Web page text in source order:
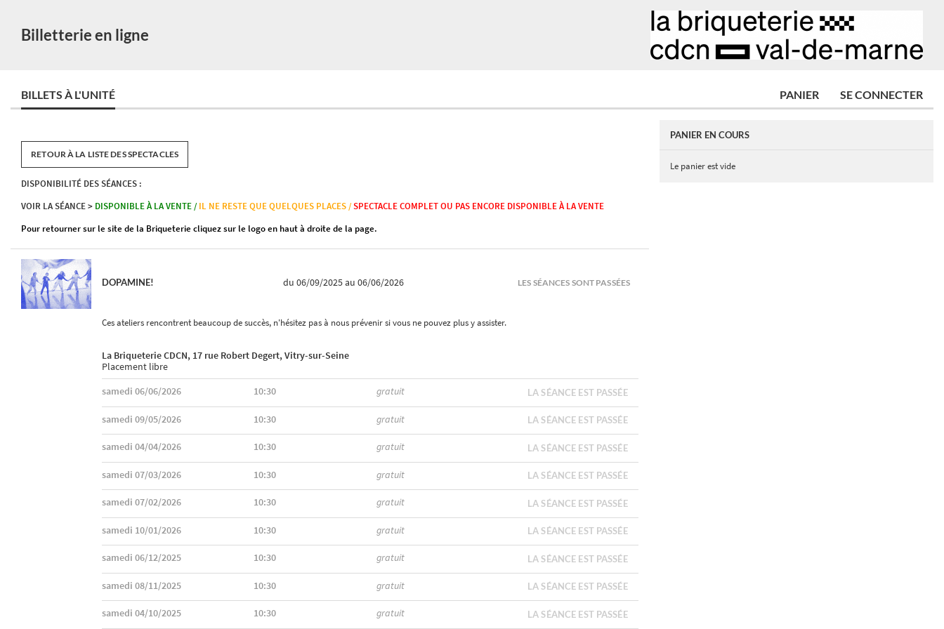
Billetterie en ligne
BILLETS À L'UNITÉ PANIER SE CONNECTER
RETOUR À LA LISTE DES SPECTACLES
DISPONIBILITÉ DES SÉANCES :
VOIR LA SÉANCE > DISPONIBLE À LA VENTE / IL NE RESTE QUE QUELQUES PLACES /SPECTACLE COMPLET OU PAS ENCORE DISPONIBLE À LA VENTE
Pour retourner sur le site de la Briqueterie cliquez sur le logo en haut à droite de la page.
DOPAMINE! du 06/09/2025au 06/06/2026 LES SÉANCES SONT PASSÉES
Ces ateliers rencontrent beaucoup de succès, n'hésitez pas à nous prévenir si vous ne pouvez plus y assister.
La Briqueterie CDCN, 17 rue Robert Degert, Vitry-sur-Seine
Placement libre
samedi 06/06/2026
10:30 gratuit LA SÉANCE EST PASSÉE
samedi 09/05/2026 10:30 gratuit LA SÉANCE EST PASSÉE
samedi 04/04/2026 10:30 gratuit LA SÉANCE EST PASSÉE
samedi 07/03/2026 10:30 gratuit LA SÉANCE EST PASSÉE
samedi 07/02/2026 10:30 gratuit LA SÉANCE EST PASSÉE
samedi 10/01/2026 10:30 gratuit LA SÉANCE EST PASSÉE
samedi 06/12/2025 10:30 gratuit LA SÉANCE EST PASSÉE
samedi 08/11/2025 10:30 gratuit LA SÉANCE EST PASSÉE
samedi 04/10/2025 10:30 gratuit LA SÉANCE EST PASSÉE
PANIER EN COURS
Le panier est vide